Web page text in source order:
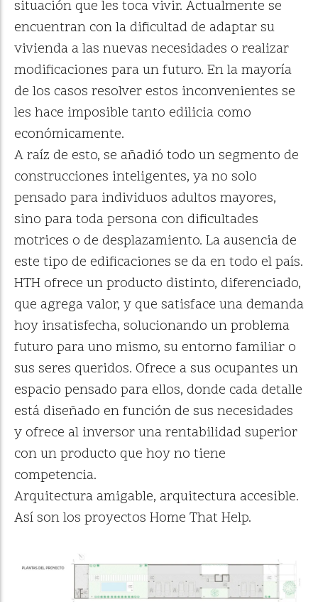
situación que les toca vivir. Actualmente se
encuentran con la dificultad de adaptar su
vivienda a las nuevas necesidades o realizar
modificaciones para un futuro. En la mayoría
de los casos resolver estos inconvenientes se
les hace imposible tanto edilicia como
económicamente.
A raíz de esto, se añadió todo un segmento de
construcciones inteligentes, ya no solo
pensado para individuos adultos mayores,
sino para toda persona con dificultades
motrices o de desplazamiento. La ausencia de
este tipo de edificaciones se da en todo el país.
HTH ofrece un producto distinto, diferenciado,
que agrega valor, y que satisface una demanda
hoy insatisfecha, solucionando un problema
futuro para uno mismo, su entorno familiar o
sus seres queridos. Ofrece a sus ocupantes un
espacio pensado para ellos, donde cada detalle
está diseñado en función de sus necesidades
y ofrece al inversor una rentabilidad superior
con un producto que hoy no tiene
competencia.
Arquitectura amigable, arquitectura accesible.
Así son los proyectos Home That Help.